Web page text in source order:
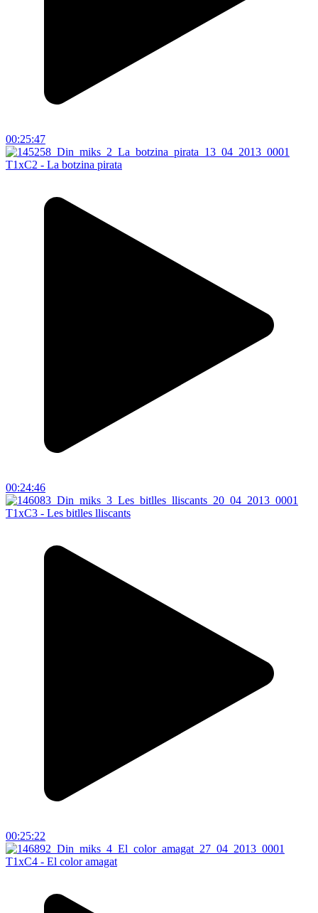
00:25:47
T1xC2 - La botzina pirata
00:24:46
T1xC3 - Les bitlles lliscants
00:25:22
T1xC4 - El color amagat